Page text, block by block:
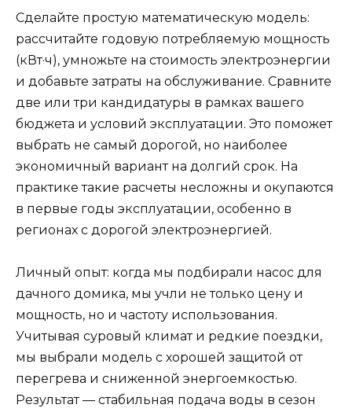
Сделайте простую математическую модель:
рассчитайте годовую потребляемую мощность
(кВт·ч), умножьте на стоимость электроэнергии
и добавьте затраты на обслуживание. Сравните
две или три кандидатуры в рамках вашего
бюджета и условий эксплуатации. Это поможет
выбрать не самый дорогой, но наиболее
экономичный вариант на долгий срок. На
практике такие расчеты несложны и окупаются
в первые годы эксплуатации, особенно в
регионах с дорогой электроэнергией.
Личный опыт: когда мы подбирали насос для
дачного домика, мы учли не только цену и
мощность, но и частоту использования.
Учитывая суровый климат и редкие поездки,
мы выбрали модель с хорошей защитой от
перегрева и сниженной энергоемкостью.
Результат — стабильная подача воды в сезон